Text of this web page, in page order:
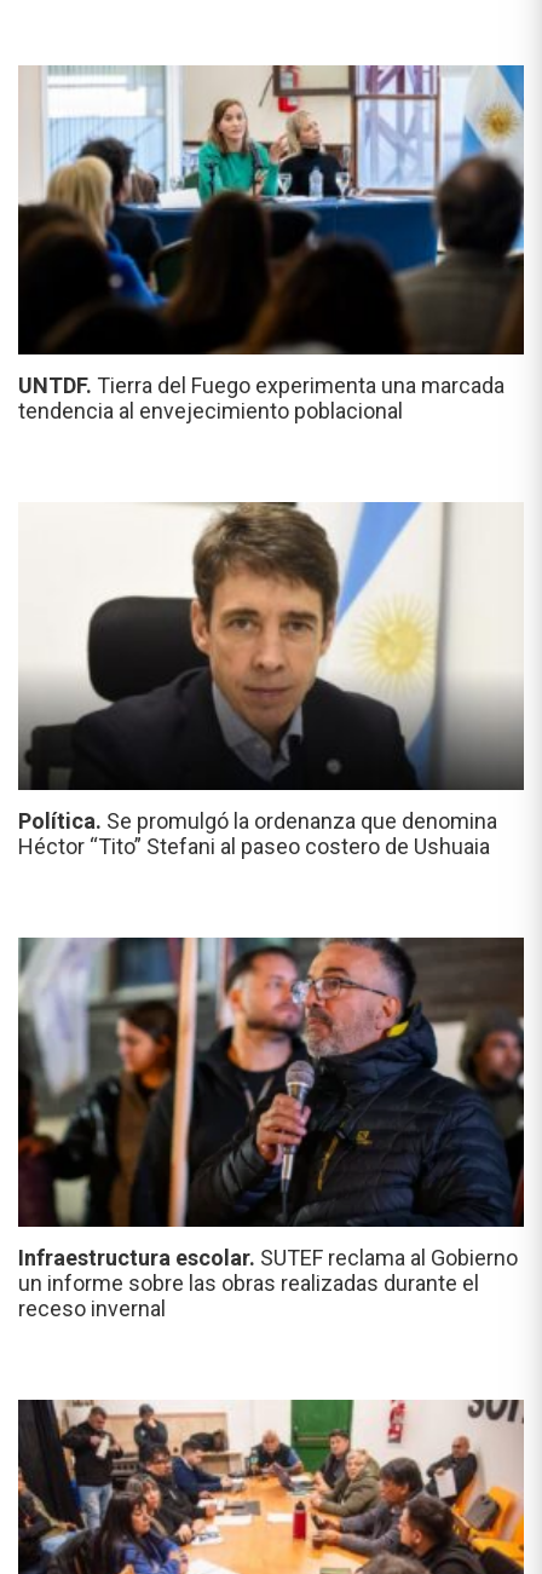
UNTDF. Tierra del Fuego experimenta una marcada
tendencia al envejecimiento poblacional
Política. Se promulgó la ordenanza que denomina
Héctor “Tito” Stefani al paseo costero de Ushuaia
Infraestructura escolar. SUTEF reclama al Gobierno
un informe sobre las obras realizadas durante el
receso invernal